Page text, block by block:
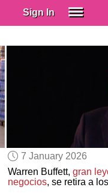
Sign In
7 January 2026
Warren Buffett, gran
negocios, se retira a